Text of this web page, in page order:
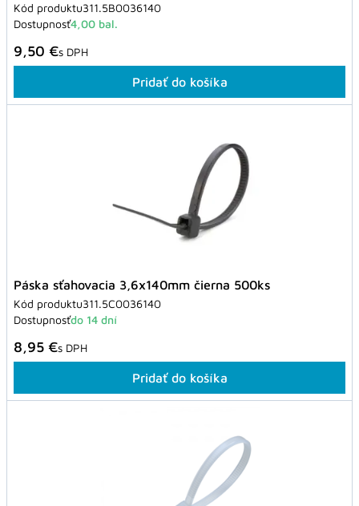
Kód produktu311.5B0036140
Dostupnosť4,00 bal.
9,50 €s DPH
Pridať do košíka
Páska sťahovacia 3,6x140mm čierna 500ks
Kód produktu311.5C0036140
Dostupnosťdo 14 dní
8,95 €s DPH
Pridať do košíka